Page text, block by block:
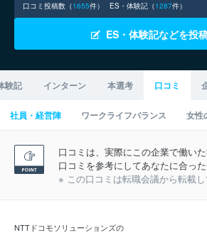
口コミ投稿数（1655件） ES・体験記（1287件）
ES・体験記などを投
験記 インターン 本選考 口コミ
社員・経営陣 ワークライフバランス 女性
口コミは、実際にこの企業で働いた
口コミを参考にしてあなたに合った
※ この口コミは転職会議から転載し
NTTドコモソリューションズの